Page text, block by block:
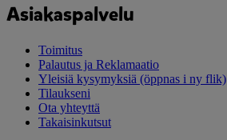
Asiakaspalvelu
Toimitus
Palautus ja Reklamaatio
Yleisiä kysymyksiä (öppnas i ny flik)
Tilaukseni
Ota yhteyttä
Takaisinkutsut